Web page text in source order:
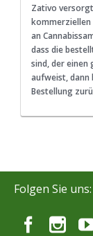
Zativo
an
dass die
sind, der einen
aufweist, dann
Bestellung
Folgen Sie uns: